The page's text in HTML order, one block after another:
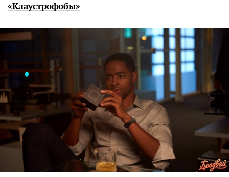
«Клаустрофобы»